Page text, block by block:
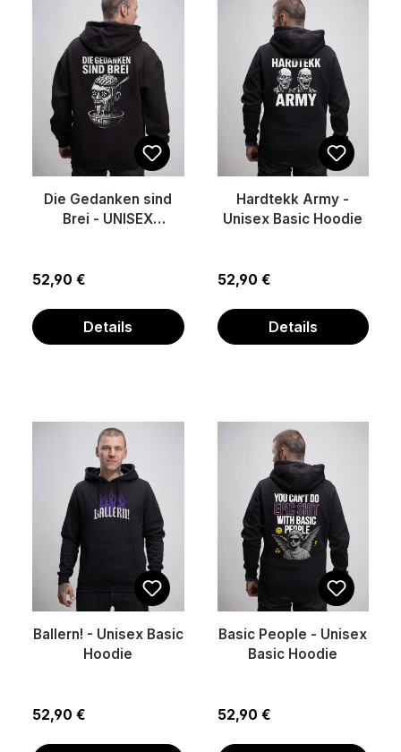
Die Gedanken sind
Brei - UNISEX
Regulärer Preis:
52,90 €
Details
Hardtekk Army -
Unisex Basic Hoodie
Regulärer Preis:
52,90 €
Details
Ballern! - Unisex Basic
Hoodie
Regulärer Preis:
52,90 €
Basic People - Unisex
Basic Hoodie
Regulärer Preis:
52,90 €